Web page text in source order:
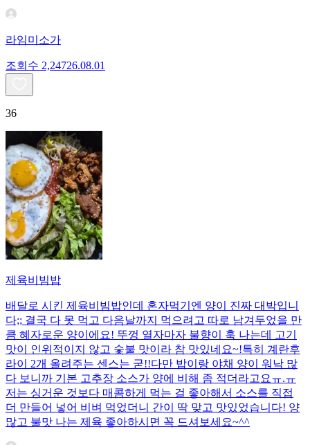
라임미소가
조회수 2,24726.08.01
36
제육비빔밥
배달로 시킨 제육비빔밥인데 혼자먹기엔 양이 진짜 대박입니
다;; 결국 다 못 먹고 다음날까지 먹으려고 따로 남겨두었을 만
큼 혜자로운 양이에요! 뚜껑 열자마자 불향이 훅 나는데 고기
맛이 인위적이지 않고 숯불 맛이라 참 맛있네요~!특히 계란후
라이 2개 올려주는 센스는 굳!! ​다만 밥이랑 야채 양이 워낙 많
다 보니까 기본 고추장 소스가 양에 비해 좀 적더라고요ㅠ.ㅠ
저는 싱거운 것보다 매콤하게 먹는 걸 좋아해서 소스를 직접
더 만들어 넣어 비벼 먹었더니 간이 딱 맞고 맛있었습니다! 양
많고 불맛 나는 제육 좋아하시면 꼭 드셔보세요~^^